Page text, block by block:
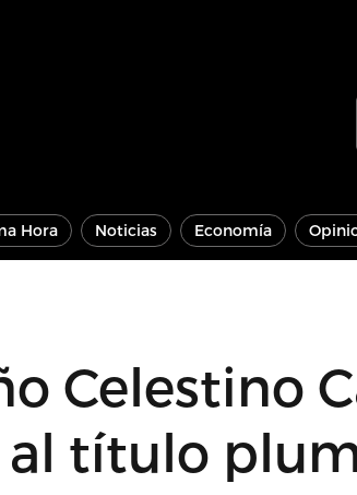
Hora Noticias Economía
Celestino
título